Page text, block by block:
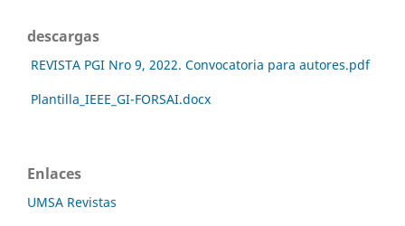
descargas
REVISTA PGI Nro 9, 2022. Convocatoria para autores.pdf
Plantilla_IEEE_GI-FORSAI.docx
Enlaces
UMSA Revistas